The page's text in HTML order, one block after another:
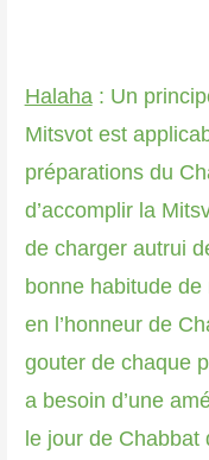
Halaha : Un
Mitsvot est
préparations du
d’accomplir la
de charger autrui
bonne habitude
en l’honneur de
gouter de chaque
a besoin d’une
le jour de Chabbat